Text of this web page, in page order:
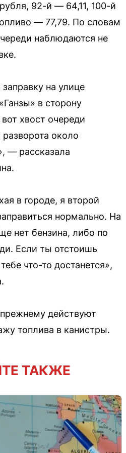
92-й — 64,11, 100-й
— 77,79. По словам
наблюдаются не
на улице
в сторону
хвост очереди
разворота около
— рассказала
в городе, я второй
нормально. На
нет бензина, либо по
Если ты отстоишь
что-то достанется»,
действуют
топлива в канистры.
ТАКЖЕ